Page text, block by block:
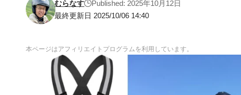
最終更新日 2025/10/06 14:40
むらなす Published: 2025年10月12日
本ページはアフィリエイトプログラムを利用しています。